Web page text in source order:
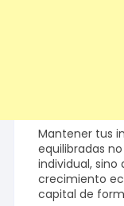
Mantener tus
equilibradas
individual,
crecimiento
capital de